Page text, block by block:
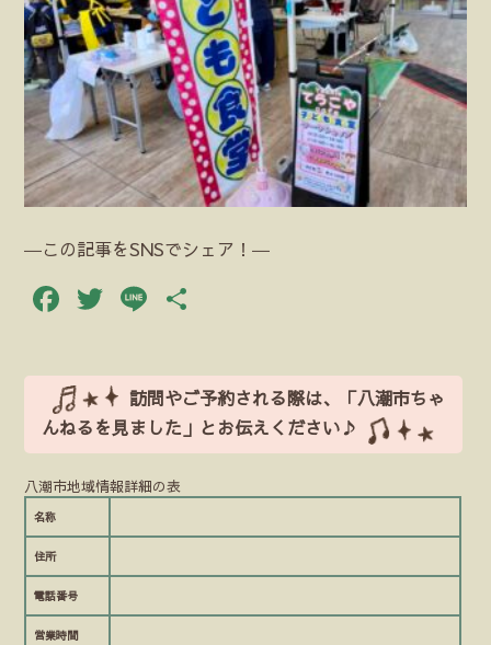
―この記事をSNSでシェア！―
Facebook
Twitter
Line
訪問やご予約される際は、「八潮市ちゃ
んねるを見ました」とお伝えください♪
八潮市地域情報詳細の表
名称
住所
電話番号
営業時間